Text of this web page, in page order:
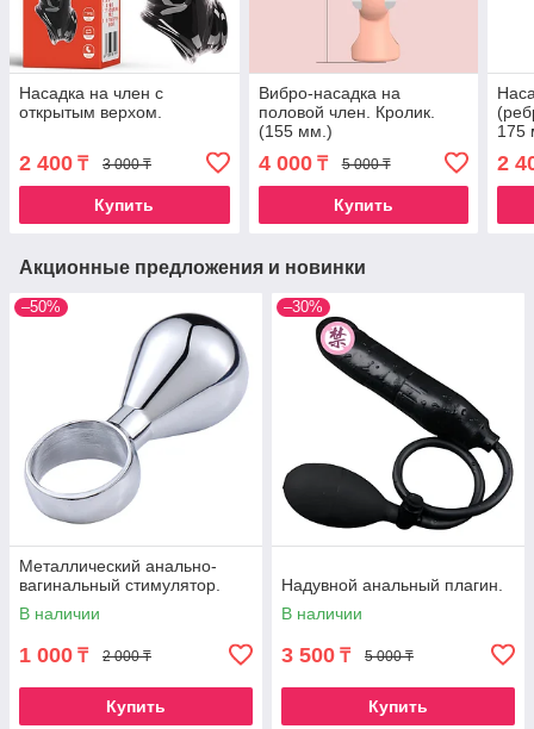
Насадка на член с
открытым верхом.
2 400 ₸ 3 000 ₸
Купить
Вибро-насадка на
половой член. Кролик.
(155 мм.)
4 000₸ 5 000 ₸
Купить
175
2
Акционные предложения и новинки
–50%
Металлический анально-
вагинальный стимулятор.
В наличии
1 000 ₸ 2 000 ₸
Купить
–30%
Надувной анальный плагин.
В наличии
3 500 ₸ 5 000 ₸
Купить